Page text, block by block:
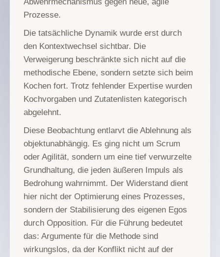
Prozesse.
Die tatsächliche Dynamik wurde erst durch
den Kontextwechsel sichtbar. Die
Verweigerung beschränkte sich nicht auf die
methodische Ebene, sondern setzte sich beim
Kochen fort. Trotz fehlender Expertise wurden
Kochvorgaben und Zutatenlisten kategorisch
abgelehnt.
Diese Beobachtung entlarvt die Ablehnung als
objektunabhängig. Es ging nicht um Scrum
oder Agilität, sondern um eine tief verwurzelte
Grundhaltung, die jeden äußeren Impuls als
Bedrohung wahrnimmt. Der Widerstand dient
hier nicht der Optimierung eines Prozesses,
sondern der Stabilisierung des eigenen Egos
durch Opposition. Für die Führung bedeutet
das: Argumente für die Methode sind
wirkungslos, da der Konflikt nicht auf der